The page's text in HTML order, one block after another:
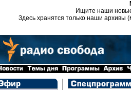
Ищите наши
Здесь хранятся только наши архивы